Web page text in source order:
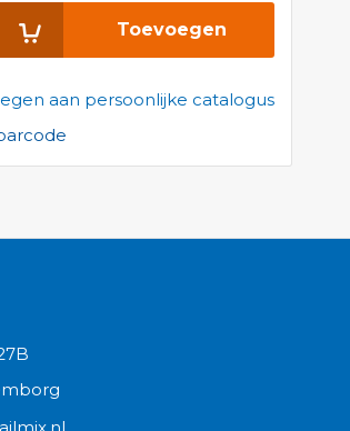
Toevoegen
aan persoonlijke catalogus